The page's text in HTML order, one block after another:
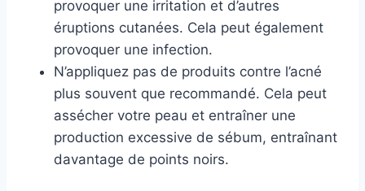
provoquer une irritation et d’autres
éruptions cutanées. Cela peut également
provoquer une infection.
N’appliquez pas de produits contre l’acné
plus souvent que recommandé. Cela peut
assécher votre peau et entraîner une
production excessive de sébum, entraînant
davantage de points noirs.